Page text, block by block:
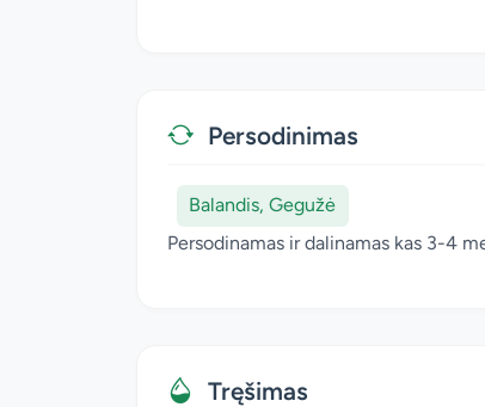
Persodinimas
Balandis, Gegužė
Persodinamas ir dalinamas kas 3-4
Tręšimas